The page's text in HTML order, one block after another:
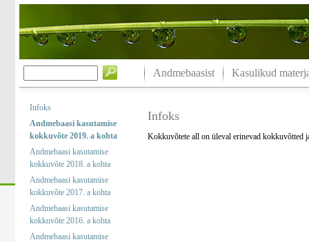
Andmebaasist Kasulikud
Infoks
Andmebaasi kasutamise
kokkuvõte 2019. a kohta
Andmebaasi kasutamise
kokkuvõte 2018. a kohta
Andmebaasi kasutamise
kokkuvõte 2017. a kohta
Andmebaasi kasutamise
kokkuvõte 2016. a kohta
Andmebaasi kasutamise
Infoks
Kokkuvõtete all on üleval erinevad kokkuvõtted